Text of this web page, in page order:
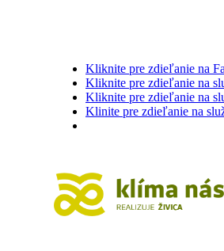
Kliknite pre zdieľanie na
Kliknite pre zdieľanie na
Kliknite pre zdieľanie na
Klinite pre zdieľanie na